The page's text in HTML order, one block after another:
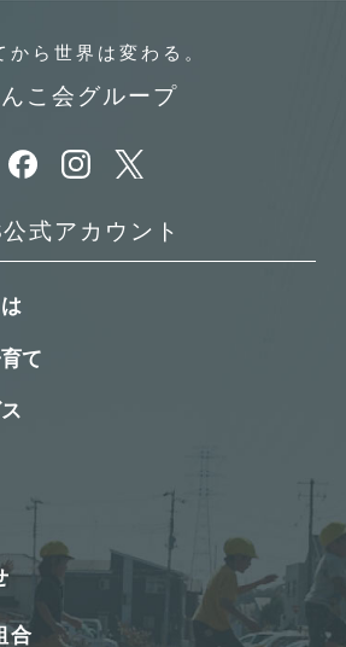
から 世界は変わる。
こ会グループ
別ウィンドウで開きます
別ウィンドウで開きます
別ウィンドウで開きます
式アカウント
て
合